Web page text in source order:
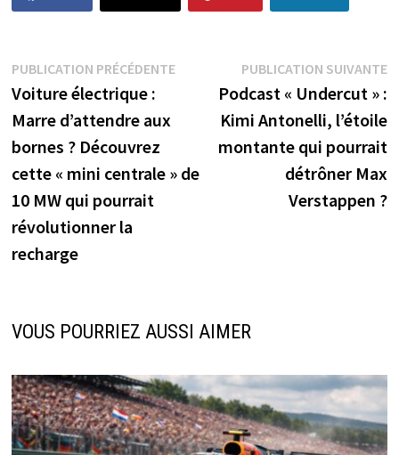
Navigation
de
l’article
PUBLICATION PRÉCÉDENTEPublication
précédente :
Voiture électrique :
Marre d’attendre aux
bornes ? Découvrez
cette « mini centrale » de
10 MW qui pourrait
révolutionner la
recharge
PUBLICATION SUIVANTE
Podcast « Undercut » :
Kimi Antonelli, l’étoile
montante qui pourrait
détrôner Max
Verstappen ?
VOUS POURRIEZ AUSSI AIMER